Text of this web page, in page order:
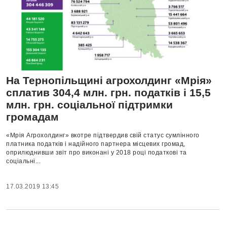
На Тернопільщині агрохолдинг «Мрія»
сплатив 304,4 млн. грн. податків і 15,5
млн. грн. соціальної підтримки
громадам
«Мрія Агрохолдинг» вкотре підтвердив свій статус сумлінного
платника податків і надійного партнера місцевих громад,
оприлюднивши звіт про виконані у 2018 році податкові та
соціальні...
17.03.2019 13:45